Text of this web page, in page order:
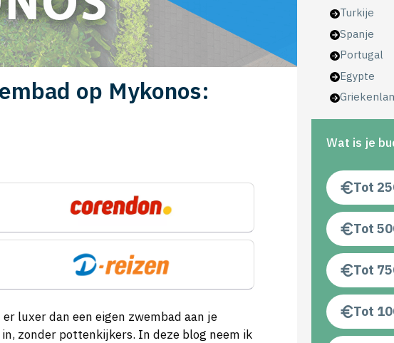
op Mykonos:
luxer dan een eigen zwembad aan je
zonder pottenkijkers. In deze blog neem ik
Turkije
Spanje
Portugal
Egypte
Wat is je
Tot
Tot
Tot
Tot